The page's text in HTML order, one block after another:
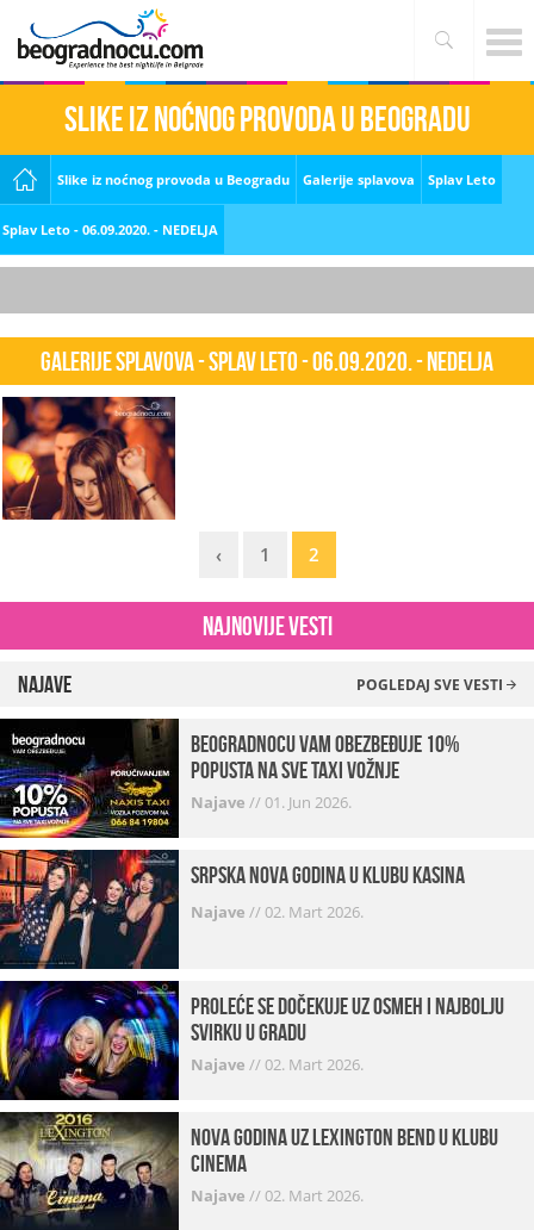
Slike iz noćnog provoda u Beogradu
Slike iz noćnog provoda u Beogradu Galerije splavova Splav Leto
Splav Leto - 06.09.2020. - NEDELJA
Galerije splavova - Splav Leto - 06.09.2020. - NEDELJA
‹ 1 2
Najnovije vesti
Najave POGLEDAJ SVE VESTI
beogradnocu vam obezbeđuje 10%
popusta na sve taxi vožnje
Najave //01. Jun 2026.
Srpska Nova godina u klubu Kasina
Najave //02. Mart 2026.
Proleće se dočekuje uz osmeh i najbolju
svirku u gradu
Najave //02. Mart 2026.
Nova godina uz Lexington bend u klubu
Cinema
Najave //02. Mart 2026.